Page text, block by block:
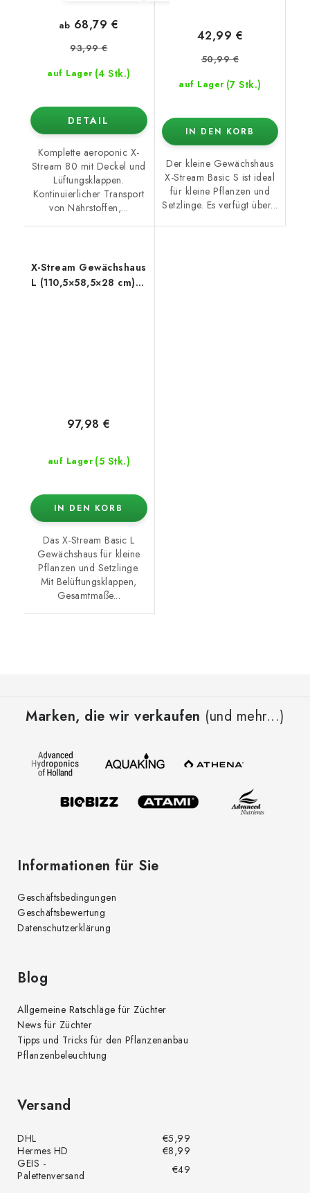
auf Lager (4 Stk.)
ab 68,79 €
93,99 €
DETAIL
Komplette aeroponic X-
Stream 80 mit Deckel und
Lüftungsklappen.
Kontinuierlicher Transport
von Nährstoffen,...
auf Lager (7 Stk.)
42,99 €
50,99 €
IN DEN KORB
Der kleine Gewächshaus
X-Stream Basic S ist ideal
für kleine Pflanzen und
Setzlinge. Es verfügt über...
X-Stream Gewächshaus
L (110,5×58,5×28 cm) –
auf Lager (5 Stk.)
97,98 €
IN DEN KORB
Das X-Stream Basic L
Gewächshaus für kleine
Pflanzen und Setzlinge.
Mit Belüftungsklappen,
Gesamtmaße...
Marken, die wir verkaufen (und mehr...)
Informationen für Sie
Geschäftsbedingungen
Geschäftsbewertung
Datenschutzerklärung
Blog
Allgemeine Ratschläge für Züchter
News für Züchter
Tipps und Tricks für den Pflanzenanbau
Pflanzenbeleuchtung
Versand
DHL
€5,99
Hermes HD
€8,99
GEIS -
Palettenversand
€49